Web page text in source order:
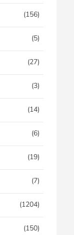
(156)
(5)
(27)
(3)
(14)
(6)
(19)
(7)
(1204)
(150)